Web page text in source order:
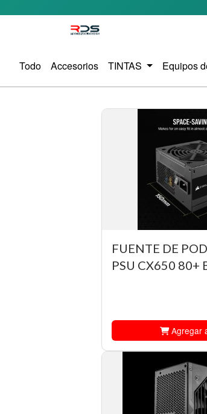
Todo Accesorios TINTAS Equipos
FUENTE DE
PSU CX650 80+
Agregar